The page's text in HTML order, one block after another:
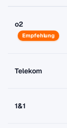
o2
Empfehlung
Telekom
1&1